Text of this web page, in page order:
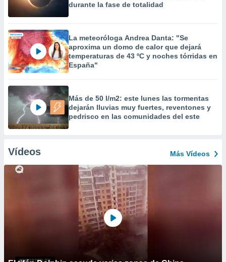
durante la fase de totalidad
La meteoróloga Andrea Danta: "Se
aproxima un domo de calor que dejará
temperaturas de 43 ºC y noches tórridas en
España"
Más de 50 l/m2: este lunes las tormentas
dejarán lluvias muy fuertes, reventones y
pedrisco en las comunidades del este
Vídeos Más Vídeos